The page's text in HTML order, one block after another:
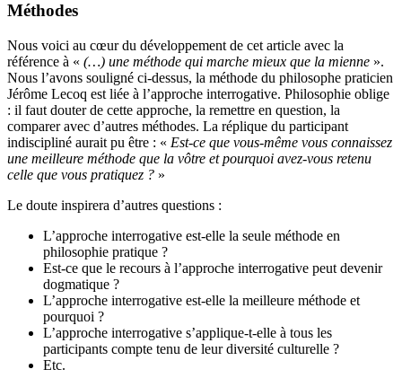
Méthodes
Nous voici au cœur du développement de cet article avec la
référence à « (…) une méthode qui marche mieux que la mienne ».
Nous l’avons souligné ci-dessus, la méthode du philosophe praticien
Jérôme Lecoq est liée à l’approche interrogative. Philosophie oblige
: il faut douter de cette approche, la remettre en question, la
comparer avec d’autres méthodes. La réplique du participant
indiscipliné aurait pu être : « Est-ce que vous-même vous connaissez
une meilleure méthode que la vôtre et pourquoi avez-vous retenu
celle que vous pratiquez ? »
Le doute inspirera d’autres questions :
L’approche interrogative est-elle la seule méthode en
philosophie pratique ?
Est-ce que le recours à l’approche interrogative peut devenir
dogmatique ?
L’approche interrogative est-elle la meilleure méthode et
pourquoi ?
L’approche interrogative s’applique-t-elle à tous les
participants compte tenu de leur diversité culturelle ?
Etc.